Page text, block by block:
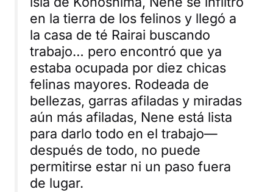
en la tierra de los felinos y llegó a
la casa de té Rairai buscando
trabajo… pero encontró que ya
estaba ocupada por diez chicas
felinas mayores. Rodeada de
bellezas, garras afiladas y miradas
aún más afiladas, Nene está lista
para darlo todo en el trabajo—
después de todo, no puede
permitirse estar ni un paso fuera
de lugar.